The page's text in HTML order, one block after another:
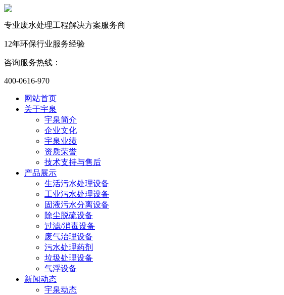
专业废水处理工程解决方案服务商
12年环保行业服务经验
咨询服务热线：
400-0616-970
网站首页
关于宇泉
宇泉简介
企业文化
宇泉业绩
资质荣誉
技术支持与售后
产品展示
生活污水处理设备
工业污水处理设备
固液污水分离设备
除尘脱硫设备
过滤/消毒设备
废气治理设备
污水处理药剂
垃圾处理设备
气浮设备
新闻动态
宇泉动态